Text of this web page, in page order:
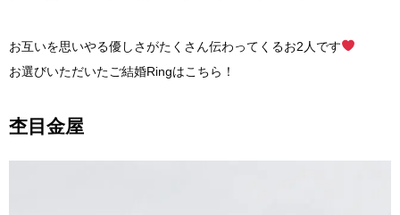
お互いを思いやる優しさがたくさん伝わってくるお2人です
お選びいただいたご結婚Ringはこちら！
杢目金屋